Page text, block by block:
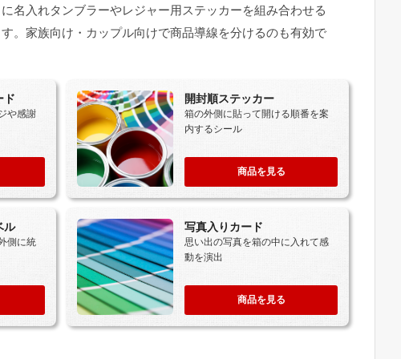
名入れタンブラーやレジャー用ステッカーを組み合わせる
。家族向け・カップル向けで商品導線を分けるのも有効で
ド
や感謝
開封順ステッカー
箱の外側に貼って開ける順番を案
内するシール
商品を見る
ル
側に統
写真入りカード
思い出の写真を箱の中に入れて感
動を演出
商品を見る